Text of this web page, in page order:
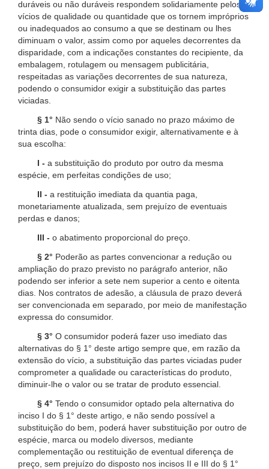
duráveis ou não duráveis respondem solidariamente pelos
vícios de qualidade ou quantidade que os tornem impróprios
ou inadequados ao consumo a que se destinam ou lhes
diminuam o valor, assim como por aqueles decorrentes da
disparidade, com a indicações constantes do recipiente, da
embalagem, rotulagem ou mensagem publicitária,
respeitadas as variações decorrentes de sua natureza,
podendo o consumidor exigir a substituição das partes
viciadas.
§ 1° Não sendo o vício sanado no prazo máximo de
trinta dias, pode o consumidor exigir, alternativamente e à
sua escolha:
I - a substituição do produto por outro da mesma
espécie, em perfeitas condições de uso;
II - a restituição imediata da quantia paga,
monetariamente atualizada, sem prejuízo de eventuais
perdas e danos;
III - o abatimento proporcional do preço.
§ 2° Poderão as partes convencionar a redução ou
ampliação do prazo previsto no parágrafo anterior, não
podendo ser inferior a sete nem superior a cento e oitenta
dias. Nos contratos de adesão, a cláusula de prazo deverá
ser convencionada em separado, por meio de manifestação
expressa do consumidor.
§ 3° O consumidor poderá fazer uso imediato das
alternativas do § 1° deste artigo sempre que, em razão da
extensão do vício, a substituição das partes viciadas puder
comprometer a qualidade ou características do produto,
diminuir-lhe o valor ou se tratar de produto essencial.
§ 4° Tendo o consumidor optado pela alternativa do
inciso I do § 1° deste artigo, e não sendo possível a
substituição do bem, poderá haver substituição por outro de
espécie, marca ou modelo diversos, mediante
complementação ou restituição de eventual diferença de
preço, sem prejuízo do disposto nos incisos II e III do § 1°